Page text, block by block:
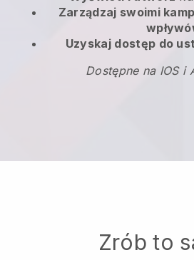
Zarządzaj swoimi
Uzyskaj dostęp do
Dostępne na IOS i
Zrób to